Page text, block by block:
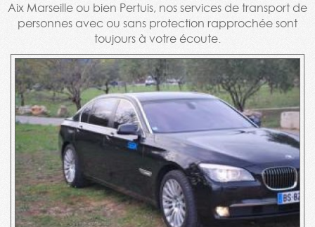
Aix Marseille ou bien Pertuis, nos services de transport de
personnes avec ou sans protection rapprochée sont
toujours à votre écoute.